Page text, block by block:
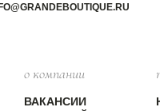
о компании
ВАКАНСИИ